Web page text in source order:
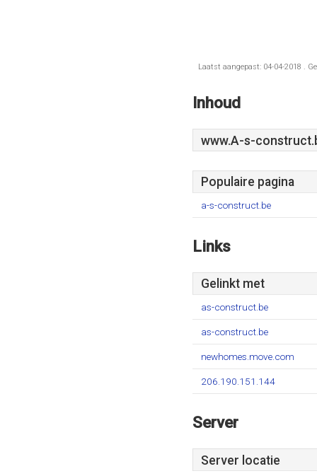
Laatst aangepast: 04-04-2018 .
Inhoud
www.A-s-
Populaire pagina
a-s-construct.be
Links
Gelinkt met
as-construct.be
as-construct.be
newhomes.move.com
206.190.151.144
Server
Server locatie